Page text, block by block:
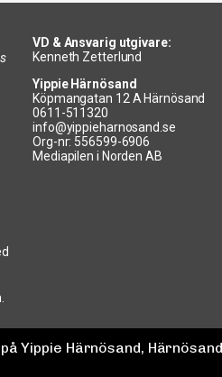
VD & Ansvarig utgivare:
Kenneth Zetterlund
Yippie Härnösand
Köpmangatan 12 A Härnösand
0611-511320
info@yippieharnosand.se
Org-nr: 556599-6906
Mediapilen i Norden AB
Yippie Härnösand,